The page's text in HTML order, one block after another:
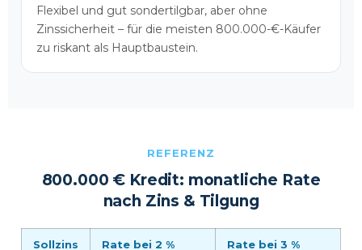
Flexibel und gut sondertilgbar, aber ohne
Zinssicherheit – für die meisten 800.000-€-Käufer
zu riskant als Hauptbaustein.
REFERENZ
800.000 € Kredit: monatliche Rate
nach Zins & Tilgung
Sollzins
Rate bei 2 %
Rate bei 3 %